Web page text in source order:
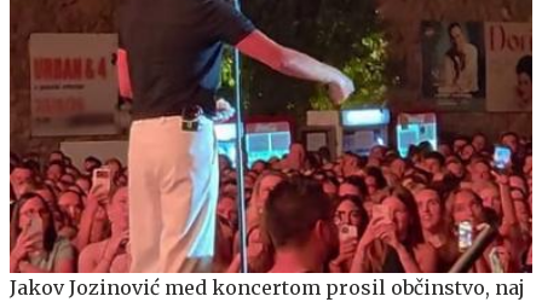
Jakov Jozinović med koncertom prosil občinstvo, naj